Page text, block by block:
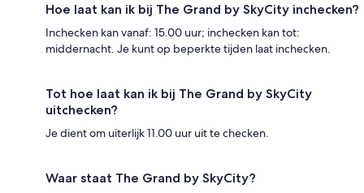
Hoe laat kan ik bij The Grand by SkyCity inchecken?
Inchecken kan vanaf: 15.00 uur; inchecken kan tot:
middernacht. Je kunt op beperkte tijden laat inchecken.
Tot hoe laat kan ik bij The Grand by SkyCity
uitchecken?
Je dient om uiterlijk 11.00 uur uit te checken.
Waar staat The Grand by SkyCity?